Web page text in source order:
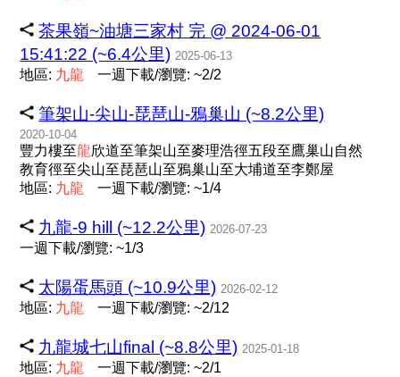
茶果嶺~油塘三家村 完 @ 2024-06-01
15:41:22 (~6.4公里) 2025-06-13
地區: 九龍 一週下載/瀏覽: ~2/2
筆架山-尖山-琵琶山-鴉巢山 (~8.2公里)
2020-10-04
豐力樓至龍欣道至筆架山至麥理浩徑五段至鷹巢山自然
教育徑至尖山至琵琶山至鴉巢山至大埔道至李鄭屋
地區: 九龍 一週下載/瀏覽: ~1/4
九龍-9 hill (~12.2公里) 2026-07-23
一週下載/瀏覽: ~1/3
太陽蛋馬頭 (~10.9公里) 2026-02-12
地區: 九龍 一週下載/瀏覽: ~2/12
九龍城七山final (~8.8公里) 2025-01-18
地區: 九龍 一週下載/瀏覽: ~2/1